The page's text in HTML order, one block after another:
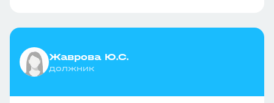
Жаврова Ю.С.
должник